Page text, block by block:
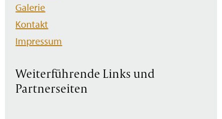
Galerie
Kontakt
Impressum
Weiterführende Links und
Partnerseiten